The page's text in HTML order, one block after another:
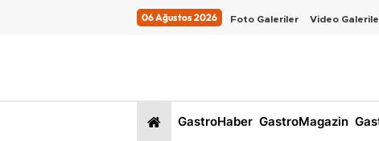
06 Ağustos 2026 Foto Galeriler Video
GastroHaber GastroMagazin